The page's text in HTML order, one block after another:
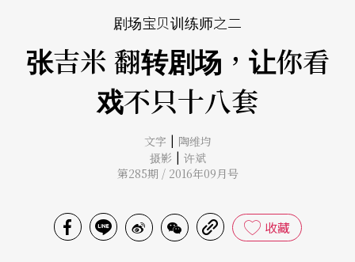
剧场宝贝训练师之二
张吉米 翻转剧场，让你看
戏不只十八套
文字 | 陶维均
摄影 | 许斌
第285期 / 2016年09月号
收藏